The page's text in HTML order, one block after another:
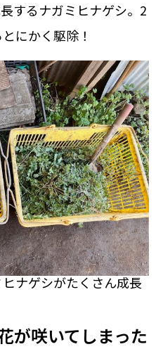
するナガミヒナゲシ。2
にかく駆除！
ナゲシがたくさん成長
が咲いてしまった